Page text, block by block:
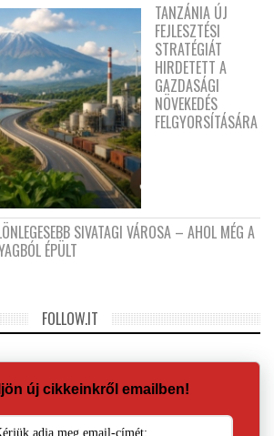
TANZÁNIA ÚJ
FEJLESZTÉSI
STRATÉGIÁT
HIRDETETT A
GAZDASÁGI
NÖVEKEDÉS
FELGYORSÍTÁSÁRA
SIVATAGI VÁROSA – AHOL MÉG A
ÉPÜLT
FOLLOW.IT
új cikkeinkről emailben!